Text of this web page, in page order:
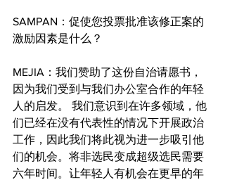
SAMPAN：促使您投票批准该修正案的
激励因素是什么？
MEJIA：我们赞助了这份自治请愿书，
因为我们受到与我们办公室合作的年轻
人的启发。 我们意识到在许多领域，他
们已经在没有代表性的情况下开展政治
工作，因此我们将此视为进一步吸引他
们的机会。将非选民变成超级选民需要
六年时间。让年轻人有机会在更早的年